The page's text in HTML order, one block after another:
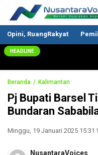
Nusantaravoices.id
Berani Suarakan
Opini, RuangRakyat
HEADLINE
Beranda Kalimantan
Pj Bupati Barsel
Bundaran
Minggu, 19 Januari 2025 15:31
NusantaraVoices